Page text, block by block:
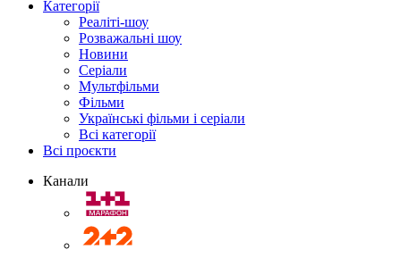
Категорії
Реаліті-шоу
Розважальні шоу
Новини
Серіали
Мультфільми
Фільми
Українські фільми і серіали
Всі категорії
Всі проєкти
Канали